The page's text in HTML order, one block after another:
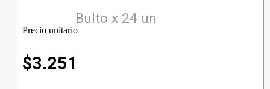
Bulto x 24 un
Precio unitario
$3.251